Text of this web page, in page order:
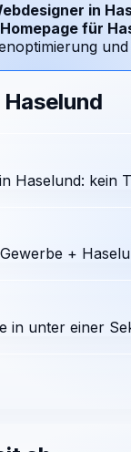
in
für
Haselund
Haselund: kein
+
in unter einer